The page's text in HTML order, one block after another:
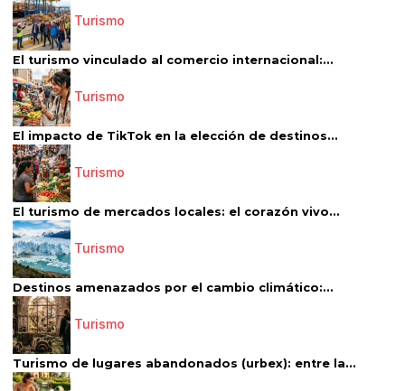
Turismo
El turismo vinculado al comercio internacional:...
Turismo
El impacto de TikTok en la elección de destinos...
Turismo
El turismo de mercados locales: el corazón vivo...
Turismo
Destinos amenazados por el cambio climático:...
Turismo
Turismo de lugares abandonados (urbex): entre la...